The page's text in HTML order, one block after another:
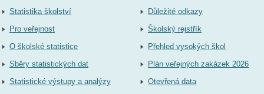
Statistika školství
Pro veřejnost
O školské statistice
Sběry statistických dat
Statistické výstupy a analýzy
Důležité odkazy
Školský rejstřík
Přehled vysokých škol
Plán veřejných zakázek 2026
Otevřená data